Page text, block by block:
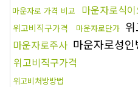
마운자로 가격 비교 마운자로식
위고비직구가격 마운자로단가
마운자로주사 마운자로성인
위고비직구가격
위고비처방방법